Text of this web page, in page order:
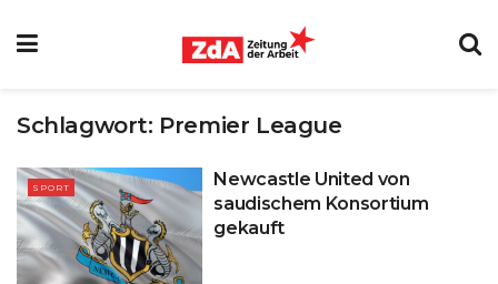
Schlagwort: Premier League
SPORT
Newcastle United von
saudischem Konsortium
gekauft